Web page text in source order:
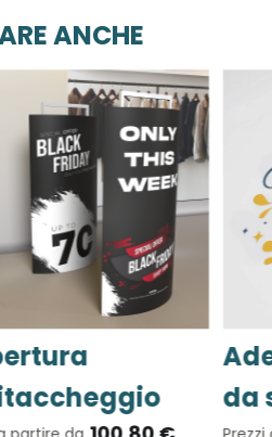
ANCHE
Wally micro-
ventose